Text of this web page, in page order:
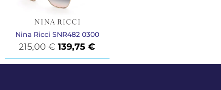
Nina Ricci SNR482 0300
215,00€ 139,75€